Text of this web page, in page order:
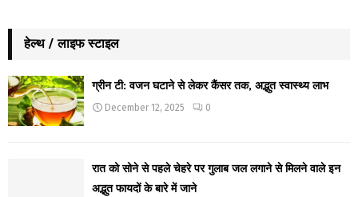
हेल्थ / लाइफ स्टाइल
ग्रीन टी: वजन घटाने से लेकर कैंसर तक, अद्भुत स्वास्थ्य लाभ
December 12, 2025 0
रात को सोने से पहले चेहरे पर गुलाब जल लगाने से मिलने वाले इन
अद्भुत फायदों के बारे में जाने